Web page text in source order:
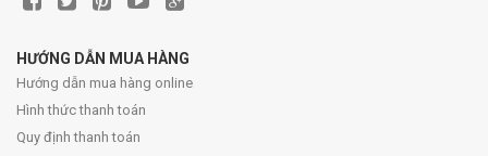
HƯỚNG DẪN MUA HÀNG
Hướng dẫn mua hàng online
Hình thức thanh toán
Quy định thanh toán